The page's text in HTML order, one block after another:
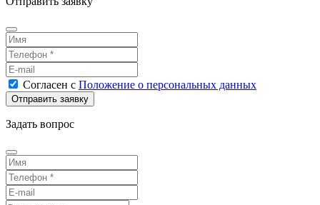
Согласен с Положение о персональных данных
Задать вопрос